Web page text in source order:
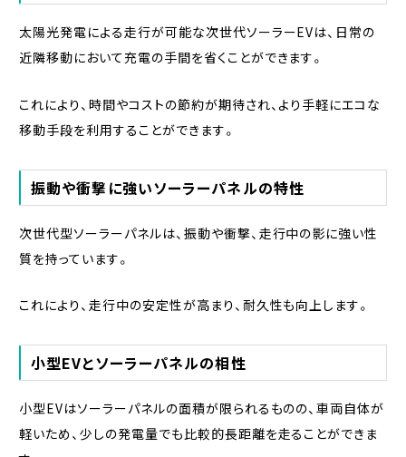
太陽光発電による走行が可能な次世代ソーラーEVは、日常の
近隣移動において充電の手間を省くことができます。
これにより、時間やコストの節約が期待され、より手軽にエコな
移動手段を利用することができます。
振動や衝撃に強いソーラーパネルの特性
次世代型ソーラーパネルは、振動や衝撃、走行中の影に強い性
質を持っています。
これにより、走行中の安定性が高まり、耐久性も向上します。
小型EVとソーラーパネルの相性
小型EVはソーラーパネルの面積が限られるものの、車両自体が
軽いため、少しの発電量でも比較的長距離を走ることができま